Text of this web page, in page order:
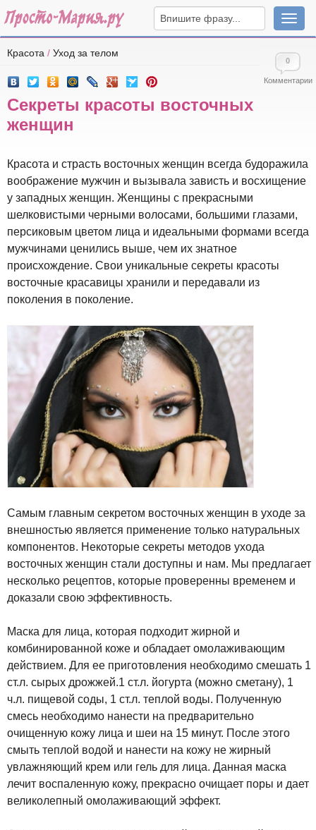
Красота / Уход за телом
0
Комментарии
Секреты красоты восточных
женщин
Красота и страсть восточных женщин всегда будоражила
воображение мужчин и вызывала зависть и восхищение
у западных женщин. Женщины с прекрасными
шелковистыми черными волосами, большими глазами,
персиковым цветом лица и идеальными формами всегда
мужчинами ценились выше, чем их знатное
происхождение. Свои уникальные секреты красоты
восточные красавицы хранили и передавали из
поколения в поколение.
Самым главным секретом восточных женщин в уходе за
внешностью является применение только натуральных
компонентов. Некоторые секреты методов ухода
восточных женщин стали доступны и нам. Мы предлагает
несколько рецептов, которые проверенны временем и
доказали свою эффективность.
Маска для лица, которая подходит жирной и
комбинированной коже и обладает омолаживающим
действием. Для ее приготовления необходимо смешать 1
ст.л. сырых дрожжей.1 ст.л. йогурта (можно сметану), 1
ч.л. пищевой соды, 1 ст.л. теплой воды. Полученную
смесь необходимо нанести на предварительно
очищенную кожу лица и шеи на 15 минут. После этого
смыть теплой водой и нанести на кожу не жирный
увлажняющий крем или гель для лица. Данная маска
лечит воспаленную кожу, прекрасно очищает поры и дает
великолепный омолаживающий эффект.